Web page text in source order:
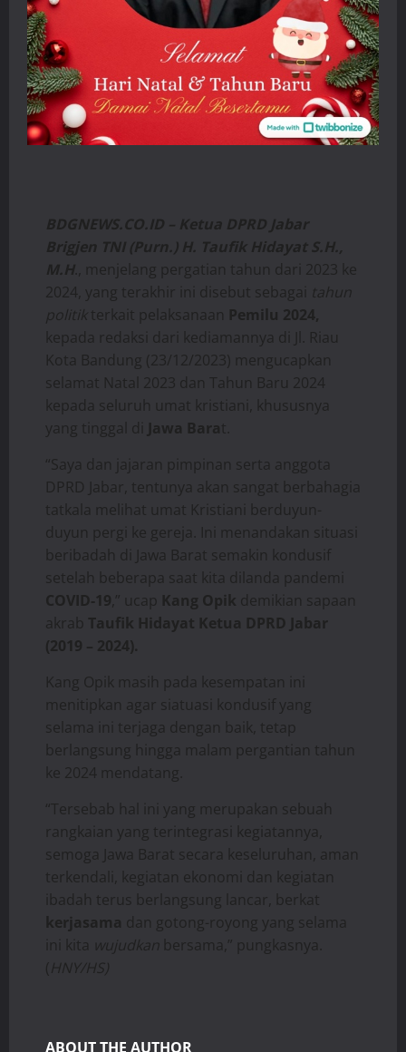
BDGNEWS.CO.ID – Ketua DPRD Jabar
Brigjen TNI (Purn.) H. Taufik Hidayat S.H.,
M.H., menjelang pergatian tahun dari 2023 ke
2024, yang terakhir ini disebut sebagai tahun
politik terkait pelaksanaan Pemilu 2024,
kepada redaksi dari kediamannya di Jl. Riau
Kota Bandung (23/12/2023) mengucapkan
selamat Natal 2023 dan Tahun Baru 2024
kepada seluruh umat kristiani, khususnya
yang tinggal di Jawa Barat.
“Saya dan jajaran pimpinan serta anggota
DPRD Jabar, tentunya akan sangat berbahagia
tatkala melihat umat Kristiani berduyun-
duyun pergi ke gereja. Ini menandakan situasi
beribadah di Jawa Barat semakin kondusif
setelah beberapa saat kita dilanda pandemi
COVID-19 ,” ucap Kang Opik demikian sapaan
akrab Taufik Hidayat Ketua DPRD Jabar
(2019 – 2024).
Kang Opik masih pada kesempatan ini
menitipkan agar siatuasi kondusif yang
selama ini terjaga dengan baik, tetap
berlangsung hingga malam pergantian tahun
ke 2024 mendatang.
“Tersebab hal ini yang merupakan sebuah
rangkaian yang terintegrasi kegiatannya,
semoga Jawa Barat secara keseluruhan, aman
terkendali, kegiatan ekonomi dan kegiatan
ibadah terus berlangsung lancar, berkat
kerjasama dan gotong-royong yang selama
ini kita wujudkan bersama,” pungkasnya.
( HNY/HS)
ABOUT THE AUTHOR